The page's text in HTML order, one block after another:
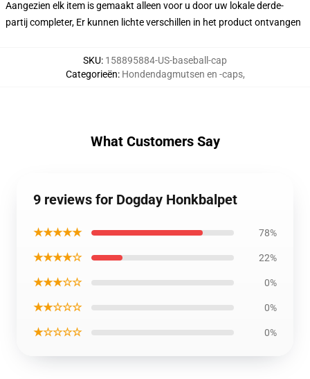
Aangezien elk item is gemaakt alleen voor u door uw lokale derde-
partij completer, Er kunnen lichte verschillen in het product ontvangen
SKU: 158895884-US-baseball-cap
Categorieën: Hondendagmutsen en -caps,
What Customers Say
9 reviews for Dogday Honkbalpet
★★★★★ 78%
★★★★☆ 22%
★★★☆☆ 0%
★★☆☆☆ 0%
★☆☆☆☆ 0%